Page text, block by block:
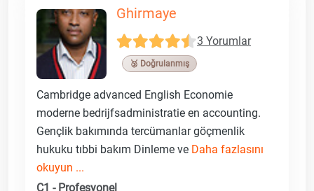
Ghirmaye
3 Yorumlar
🥉 Doğrulanmış
Cambridge advanced English Economie
moderne bedrijfsadministratie en accounting.
Gençlik bakımında tercümanlar göçmenlik
hukuku tıbbi bakım Dinleme ve Daha fazlasını
okuyun ...
C1 - Profesyonel